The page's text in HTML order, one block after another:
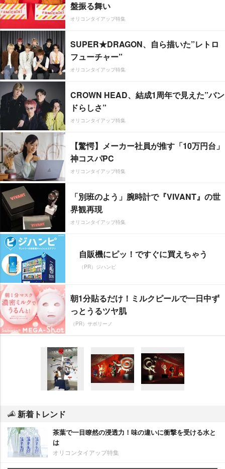
盤振る舞い
オリコンタイアップ特集
SUPER★DRAGON、自ら描いた”レトロ
フューチャー”
オリコンタイアップ特集
CROWN HEAD、結成1周年で見えた”バン
ドらしさ”
オリコンタイアップ特集
【驚愕】メーカー社員が推す「10万円台」
神コスパPC
オリコンタイアップ特集
「別班のよう」腕時計で『VIVANT』の世
界観再現
オリコンタイアップ特集
自販機にピッ！ですぐに買えちゃう
（PR）ジハンピ
朝1分貼るだけ！ミルクピールで一日中ず
っとうるツヤ肌
（PR）サボリーノ
新着トレンド
茶葉で一目瞭然の浸透力！味の違いに衝撃を受ける水と
は
オリコンタイアップ特集